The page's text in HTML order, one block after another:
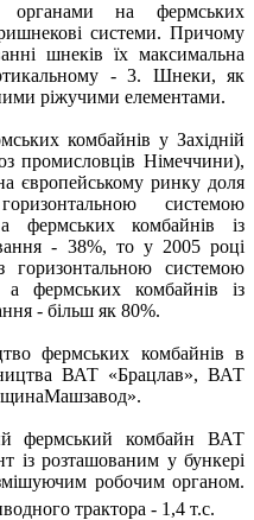
органами на фермських
системи. Причому
шнеків їх максимальна
- 3. Шнеки, як
ріжучими елементами.
комбайнів у Західній
промисловців Німеччини),
європейському ринку доля
системою
фермських комбайнів із
- 38%, то у 2005 році
горизонтальною системою
фермських комбайнів із
- більш як 80%.
фермських комбайнів в
ВАТ «Брацлав», ВАТ
фермський комбайн ВАТ
із розташованим у бункері
робочим органом.
трактора - 1,4 т.с.